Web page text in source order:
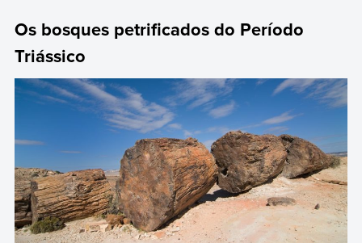
Os bosques petrificados do Período
Triássico